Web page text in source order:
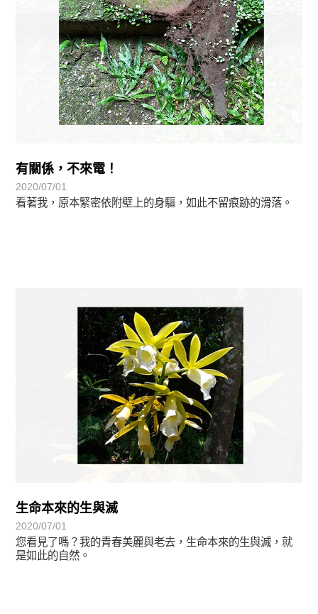
有關係，不來電！
2020/07/01
看著我，原本緊密依附壁上的身驅，如此不留痕跡的滑落。
生命本來的生與滅
2020/07/01
您看見了嗎？我的青春美麗與老去，生命本來的生與滅，就
是如此的自然。